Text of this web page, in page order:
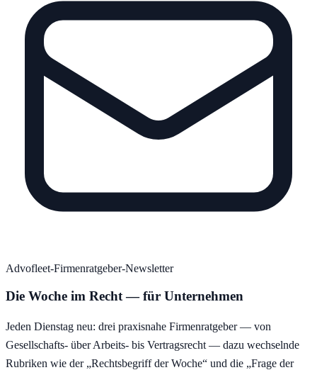
Advofleet-Firmenratgeber-Newsletter
Die Woche im Recht — für Unternehmen
Jeden Dienstag neu: drei praxisnahe Firmenratgeber — von
Gesellschafts- über Arbeits- bis Vertragsrecht — dazu wechselnde
Rubriken wie der „Rechtsbegriff der Woche“ und die „Frage der